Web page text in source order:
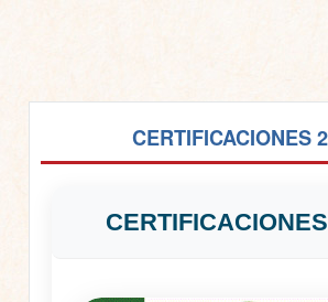
CERTIFICACIONES